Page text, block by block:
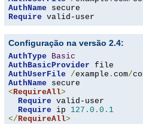
AuthName
Require valid-user
Configuração na versão 2.4:
AuthType
Basic
AuthBasicProvider
AuthUserFile
/example . com/
AuthName
<RequireAll>
Require valid-user
Require ip 127.0 . 0.1
</RequireAll>